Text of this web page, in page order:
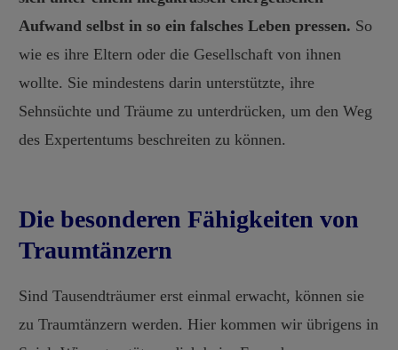
Aufwand selbst in so ein falsches Leben pressen. So
wie es ihre Eltern oder die Gesellschaft von ihnen
wollte. Sie mindestens darin unterstützte, ihre
Sehnsüchte und Träume zu unterdrücken, um den Weg
des Expertentums beschreiten zu können.
Die besonderen Fähigkeiten von
Traumtänzern
Sind Tausendträumer erst einmal erwacht, können sie
zu Traumtänzern werden. Hier kommen wir übrigens in